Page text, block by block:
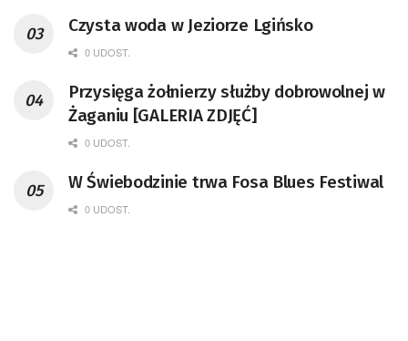
Czysta woda w Jeziorze Lgińsko
0 UDOST.
Przysięga żołnierzy służby dobrowolnej w
Żaganiu [GALERIA ZDJĘĆ]
0 UDOST.
W Świebodzinie trwa Fosa Blues Festiwal
0 UDOST.